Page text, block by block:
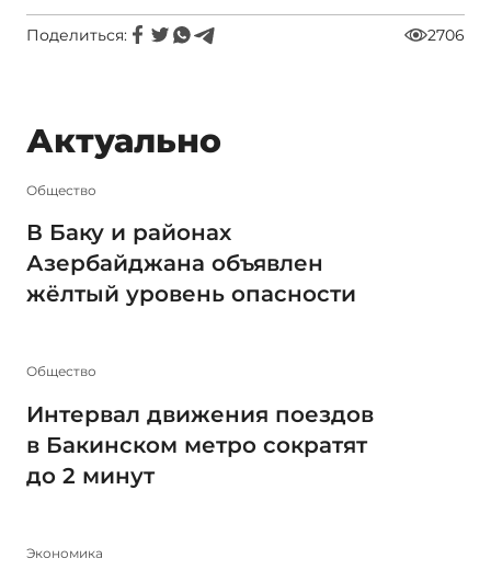
Поделиться: 2706
Актуально
Общество
В Баку и районах
Азербайджана объявлен
жёлтый уровень опасности
Общество
Интервал движения поездов
в Бакинском метро сократят
до 2 минут
Экономика